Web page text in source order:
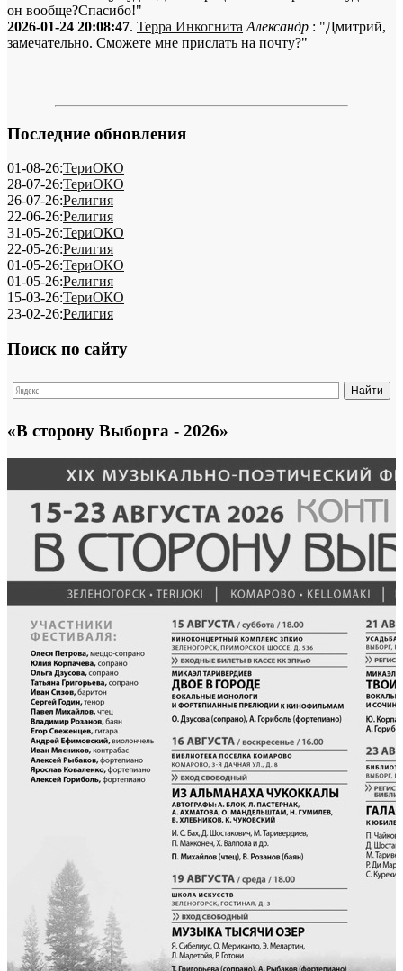
он вообще?Спасибо!"
2026-01-24 20:08:47. Терра Инкогнита Александр : "Дмитрий,
замечательно. Сможете мне прислать на почту?"
Последние обновления
01-08-26:ТериОКО
28-07-26:ТериОКО
26-07-26:Религия
22-06-26:Религия
31-05-26:ТериОКО
22-05-26:Религия
01-05-26:ТериОКО
01-05-26:Религия
15-03-26:ТериОКО
23-02-26:Религия
Поиск по сайту
«В сторону Выборга - 2026»